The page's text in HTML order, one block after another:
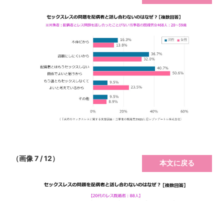
（画像 7 / 12）
本文に戻る